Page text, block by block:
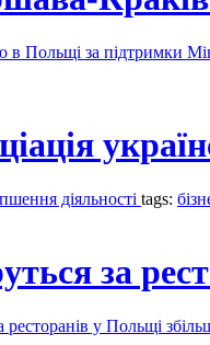
Польщі за підтримки
діяльності tags:
за
ресторанів у Польщі